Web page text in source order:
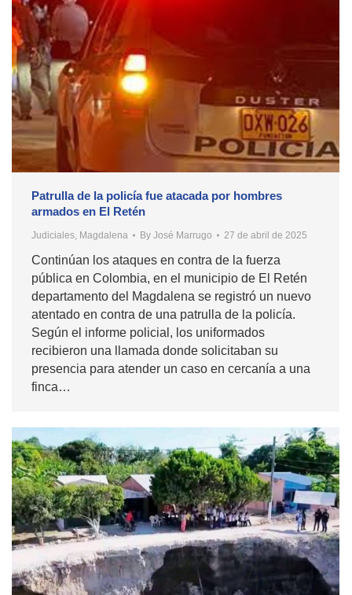
Patrulla de la policía fue atacada por hombres
armados en El Retén
Judiciales, Magdalena By José Marrugo 27 de abril de 2025
Continúan los ataques en contra de la fuerza
pública en Colombia, en el municipio de El Retén
departamento del Magdalena se registró un nuevo
atentado en contra de una patrulla de la policía.
Según el informe policial, los uniformados
recibieron una llamada donde solicitaban su
presencia para atender un caso en cercanía a una
finca…